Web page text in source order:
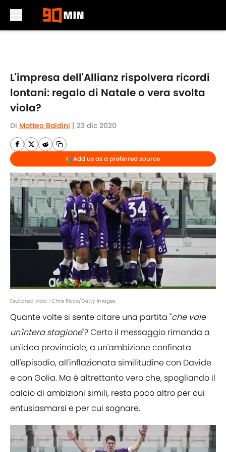
L'impresa dell'Allianz rispolvera ricordi
lontani: regalo di Natale o vera svolta
viola?
Di Matteo Baldini | 23 dic 2020
Add us as a preferred source
Esultanza viola | Chris Ricco/Getty Images
Quante volte si sente citare una partita "che vale
un'intera stagione"? Certo il messaggio rimanda a
un'idea provinciale, a un'ambizione confinata
all'episodio, all'inflazionata similitudine con Davide
e con Golia. Ma è altrettanto vero che, spogliando il
calcio di ambizioni simili, resta poco altro per cui
entusiasmarsi e per cui sognare.